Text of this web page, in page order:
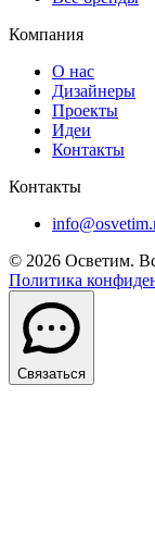
Компания
О нас
Дизайнеры
Проекты
Идеи
Контакты
Контакты
© 2026 Осветим.
Политика
Связаться